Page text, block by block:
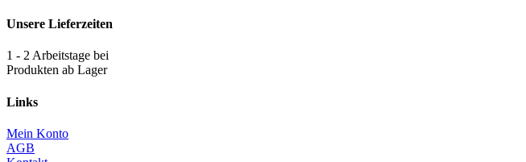
Unsere Lieferzeiten
1 - 2 Arbeitstage bei
Produkten ab Lager
Links
Mein Konto
AGB